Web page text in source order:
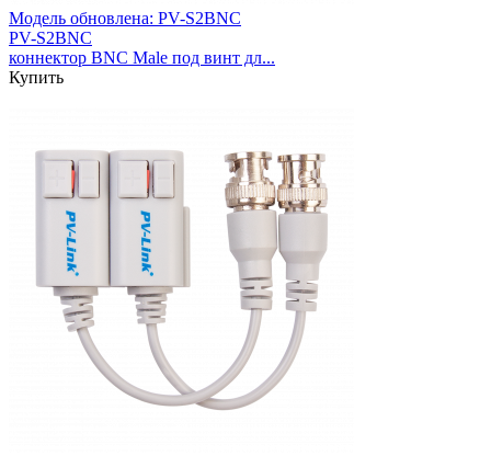
Модель обновлена: PV-S2BNC
PV-S2BNC
коннектор BNC Male под винт дл...
Купить